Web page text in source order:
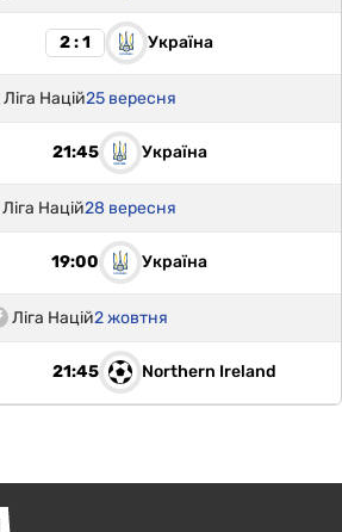
2 : 1 Україна
Ліга Націй25 вересня
21:45 Україна
Ліга Націй28 вересня
19:00 Україна
Ліга Націй2 жовтня
21:45 Northern Ireland